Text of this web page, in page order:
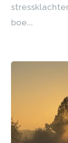
boe...